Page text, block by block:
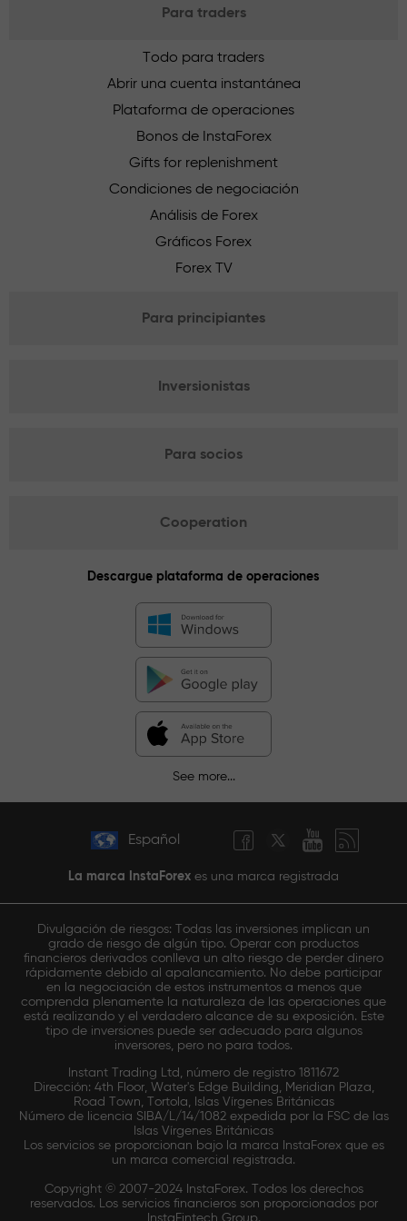
Para traders
Todo para traders
Abrir una cuenta instantánea
Plataforma de operaciones
Bonos de InstaForex
Gifts for replenishment
Condiciones de negociación
Análisis de Forex
Gráficos Forex
Forex TV
Para principiantes
Inversionistas
Para socios
Cooperation
Descargue plataforma de operaciones
See more...
Español
La marca InstaForex es una marca registrada
Divulgación de riesgos: Todas las inversiones implican un
grado de riesgo de algún tipo. Operar con productos
financieros derivados conlleva un alto riesgo de perder dinero
rápidamente debido al apalancamiento. No debe participar
en la negociación de estos instrumentos a menos que
comprenda plenamente la naturaleza de las operaciones que
está realizando y el verdadero alcance de su exposición. Este
tipo de inversiones puede ser adecuado para algunos
inversores, pero no para todos.
Instant Trading Ltd, número de registro 1811672
Dirección: 4th Floor, Water's Edge Building, Meridian Plaza,
Road Town, Tortola, Islas Vírgenes Británicas
Número de licencia SIBA/L/14/1082 expedida por la FSC de las
Islas Vírgenes Británicas
Los servicios se proporcionan bajo la marca InstaForex que es
un marca comercial registrada.
Copyright © 2007-2024 InstaForex. Todos los derechos
reservados. Los servicios financieros son proporcionados por
InstaFintech Group.